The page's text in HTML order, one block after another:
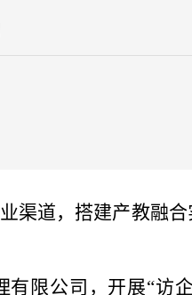
渠道，搭建产教融合
限公司，开展“访